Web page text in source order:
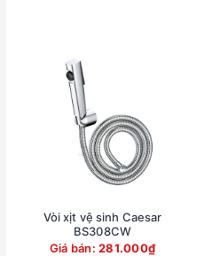
Vòi xịt vệ sinh Caesar
BS308CW
Giá bán:281.000₫